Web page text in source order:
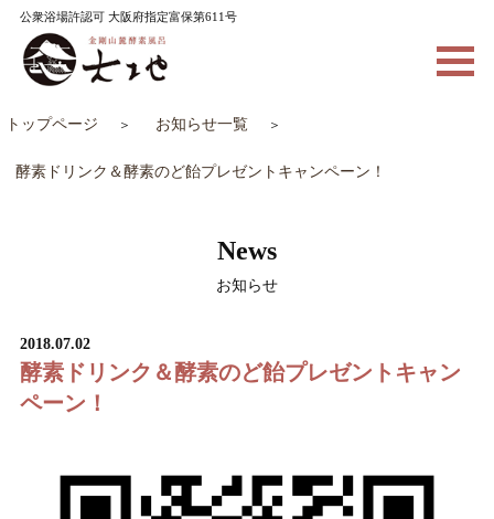
公衆浴場許認可 大阪府指定富保第611号
トップページ お知らせ一覧
酵素ドリンク＆酵素のど飴プレゼントキャンペーン！
News
お知らせ
2018.07.02
酵素ドリンク＆酵素のど飴プレゼントキャン
ペーン！